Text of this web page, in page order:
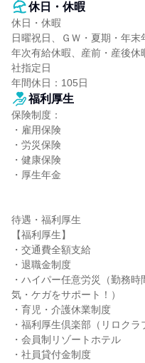
休日・休暇
休日・休暇
日曜祝日、ＧＷ・夏期・年
年次有給休暇、産前・産後
社指定日
年間休日：105日
福利厚生
保険制度：
・雇用保険
・労災保険
・健康保険
・厚生年金
待遇・福利厚生
【福利厚生】
・交通費全額支給
・退職金制度
・ハイパー任意労災（勤務
気・ケガをサポート！）
・育児・介護休業制度
・福利厚生倶楽部（リロクラ
・会員制リゾートホテル
・社員貸付金制度